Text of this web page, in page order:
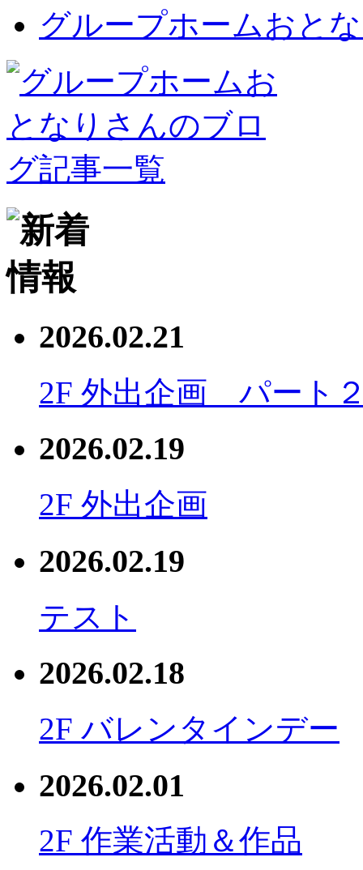
グループホームおと
2026.02.21
2F 外出企画 パート
2026.02.19
2F 外出企画
2026.02.19
テスト
2026.02.18
2F バレンタインデー
2026.02.01
2F 作業活動＆作品